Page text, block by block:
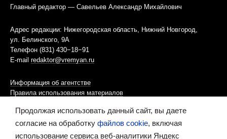
Главный редактор — Савельев Александр Михайлович
Адрес редакции: Нижегородская область, Нижний Новгород,
ул. Белинского, 9А
Телефон (831) 430−18−91
E-mail redaktor@vremyan.ru
Информация об агентстве
Правила использования материалов
Информационная политика использования «cookies»-файлов
Продолжая использовать данный сайт, вы даете
согласие на обработку файлов cookie, включая
использование сервиса веб-аналитики Яндекс